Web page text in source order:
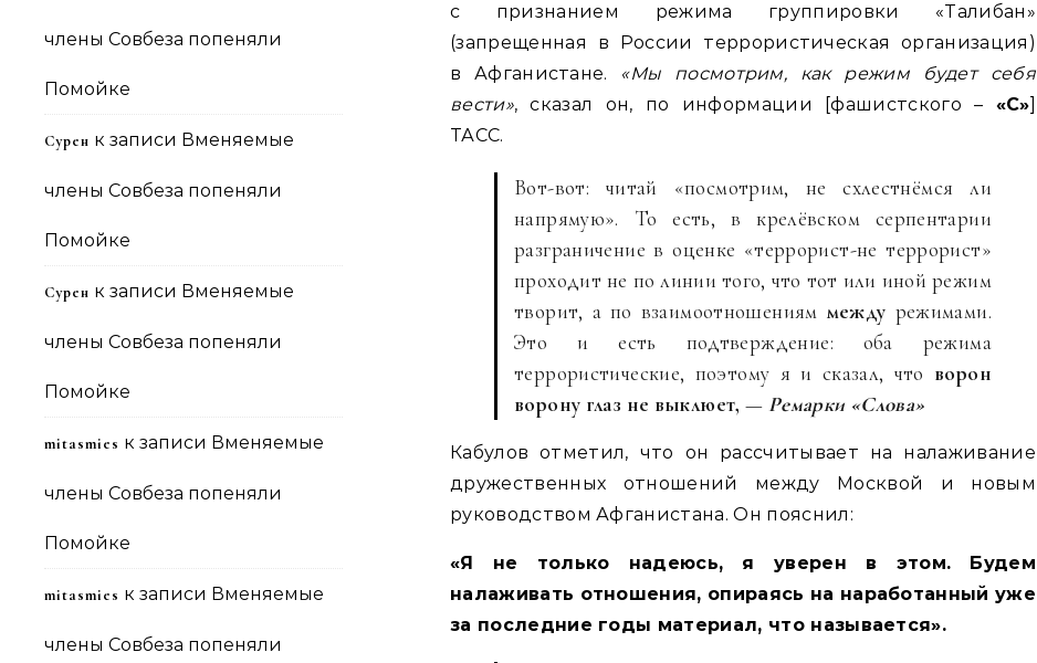
члены Совбеза попеняли
Помойке
Сурен к записи Вменяемые
члены Совбеза попеняли
Помойке
Сурен к записи Вменяемые
члены Совбеза попеняли
Помойке
mitasmies к записи Вменяемые
члены Совбеза попеняли
Помойке
mitasmies к записи Вменяемые
члены Совбеза попеняли
с признанием режима группировки «Талибан»
(запрещенная в России террористическая организация)
в Афганистане. «Мы посмотрим, как режим будет себя
вести», сказал он, по информации [фашистского – «С»]
ТАСС.
Вот-вот: читай «посмотрим, не схлестнёмся ли
напрямую». То есть, в крелёвском серпентарии
разграничение в оценке «террорист-не террорист»
проходит не по линии того, что тот или иной режим
творит, а по взаимоотношениям между режимами.
Это и есть подтверждение: оба режима
террористические, поэтому я и сказал, что ворон
ворону глаз не выклюет, — Ремарки «Слова»
Кабулов отметил, что он рассчитывает на налаживание
дружественных отношений между Москвой и новым
руководством Афганистана. Он пояснил:
«Я не только надеюсь, я уверен в этом. Будем
налаживать отношения, опираясь на наработанный уже
за последние годы материал, что называется».